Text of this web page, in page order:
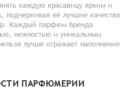
каждую красавицу ярким и
подчеркивая её лучшие качества
Каждый парфюм бренда
нежностью и уникальным
лучше отражает наполнение
ПАРФЮМЕРИИ